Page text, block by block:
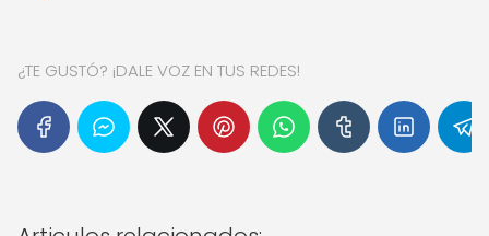
¿TE GUSTÓ? ¡DALE VOZ EN TUS REDES!